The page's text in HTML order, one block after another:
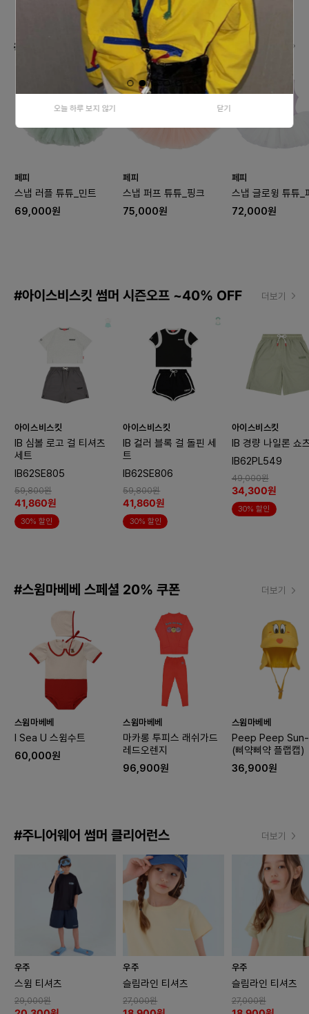
오늘 하루 보지 않기 닫기
#데일리로 즐기는 발레코어 스타일
페피
스냅 러플 튜튜_민트
69,000원
페피
스냅 퍼프 튜튜_핑크
75,000원
페피
스냅 글로윙 튜튜_
72,000원
#아이스비스킷 썸머 시즌오프 ~40% OFF 더보기
아이스비스킷
IB 심볼 로고 걸 티셔츠
세트
IB62SE805
59,800원
41,860원
30% 할인
아이스비스킷
IB 컬러 블록 걸 돌핀 세
트
IB62SE806
59,800원
41,860원
30% 할인
아이스비스킷
IB 경량 나일론 쇼
IB62PL549
49,000원
34,300원
30% 할인
#스윔마베베 스페셜 20% 쿠폰 더보기
스윔마베베
I Sea U 스윔수트
60,000원
스윔마베베
마카롱 투피스 래쉬가드
레드오렌지
96,900원
스윔마베베
Peep Peep
(삐약삐약 플랩캡)
36,900원
#주니어웨어 썸머 클리어런스 더보기
우주
스윔 티셔츠
29,000원
우주
슬림라인 티셔츠
27,000원
우주
슬림라인 티셔츠
27,000원